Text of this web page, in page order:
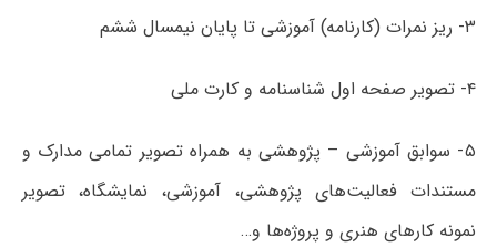
۳- ریز نمرات (کارنامه) آموزشی تا پایان نیمسال ششم
۴- تصویر صفحه اول شناسنامه و کارت ملی
۵- سوابق آموزشی – پژوهشی به همراه تصویر تمامی مدارک و
مستندات فعالیت‌های پژوهشی، آموزشی، نمایشگاه، تصویر
نمونه کارهای هنری و پروژه‌ها و…